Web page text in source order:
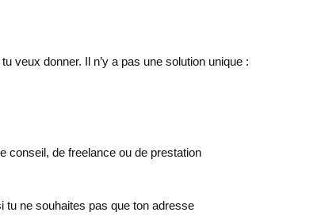
veux donner. Il n’y a pas une solution unique :
conseil, de freelance ou de prestation
tu ne souhaites pas que ton adresse